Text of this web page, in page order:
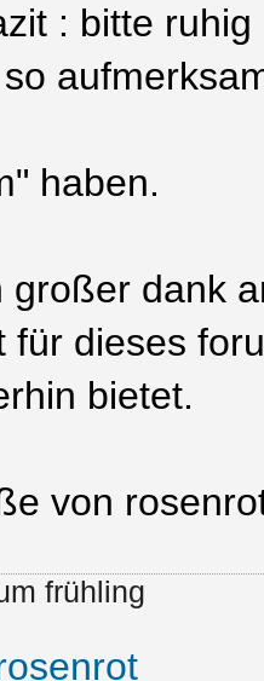
: bitte
haben.
großer dank
für dieses
bietet.
von
frühling